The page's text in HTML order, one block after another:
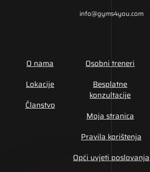
info@gyms4you.com
O nama
Lokacije
Članstvo
Osobni treneri
Besplatne
konzultacije
Moja stranica
Pravila korištenja
Opći uvjeti poslovanja